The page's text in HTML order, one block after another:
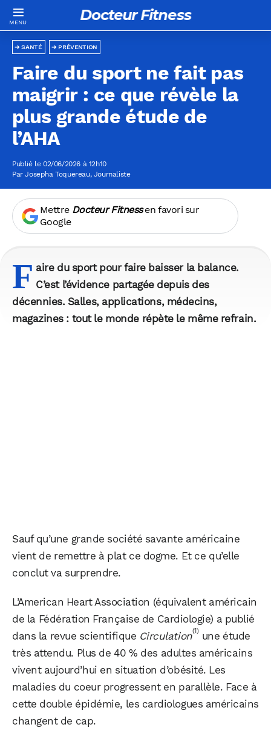
Docteur Fitness
PRÉVENTION
SANTÉ
Faire du sport ne fait pas
maigrir : ce que révèle la
plus grande étude de
l’AHA
Publié le 02/06/2026 à 12h10
ParJosepha Toquereau, Journaliste
Mettre Docteur Fitnessen favori sur
Google
F aire du sport pour faire baisser la balance.
C’est l’évidence partagée depuis des
décennies. Salles, applications, médecins,
magazines : tout le monde répète le même refrain.
Sauf qu’une grande société savante américaine
vient de remettre à plat ce dogme. Et ce qu’elle
conclut va surprendre.
L’American Heart Association (équivalent américain
de la Fédération Française de Cardiologie) a publié
dans la revue scientifique Circulation(1) une étude
très attendu. Plus de 40 % des adultes américains
vivent aujourd’hui en situation d’obésité. Les
maladies du coeur progressent en parallèle. Face à
cette double épidémie, les cardiologues américains
changent de cap.